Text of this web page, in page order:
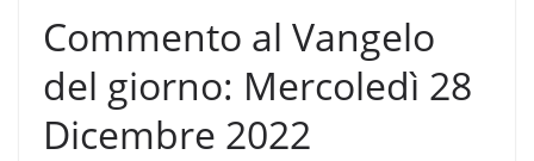
Commento al Vangelo
del giorno: Mercoledì 28
Dicembre 2022